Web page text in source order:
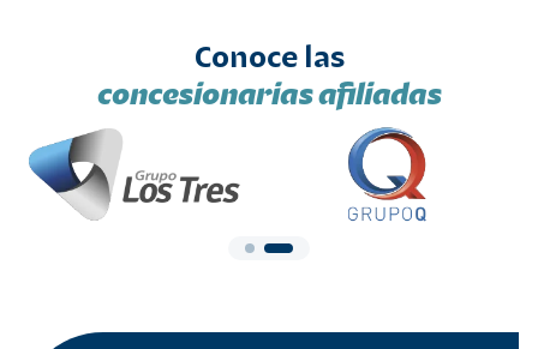
Conoce las
concesionarias afiliadas